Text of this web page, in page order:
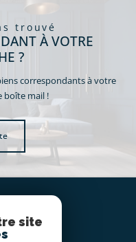
trouvé
À VOTRE
?
correspondants à votre
boîte mail !
site